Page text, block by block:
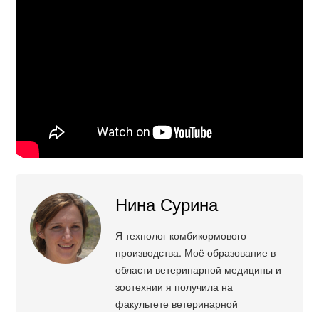
Нина Сурина
Я технолог комбикормового
производства. Моё образование в
области ветеринарной медицины и
зоотехнии я получила на
факультете ветеринарной